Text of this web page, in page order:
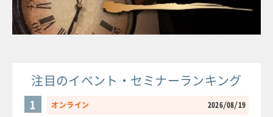
注目のイベント・セミナーランキング
オンライン 2026/08/19
1